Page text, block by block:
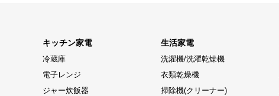
キッチン家電
冷蔵庫
電子レンジ
ジャー炊飯器
生活家電
洗濯機/洗濯乾燥機
衣類乾燥機
掃除機(クリーナー)